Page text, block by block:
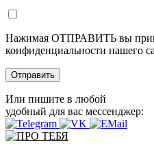
Нажимая ОТПРАВИТЬ вы
конфиденциальности нашего
Или пишите в любой
удобный для вас мессенджер: